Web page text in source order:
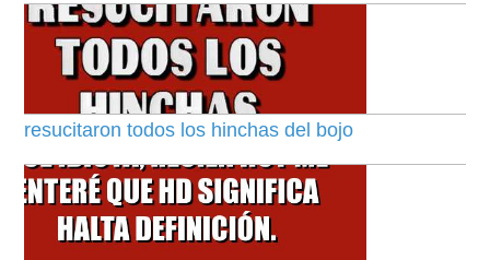
resucitaron todos los hinchas del bojo